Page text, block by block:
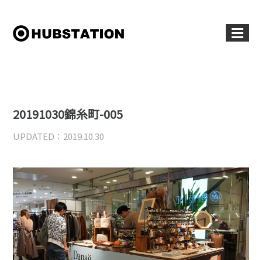
20191030錦糸町-005
UPDATED：2019.10.30